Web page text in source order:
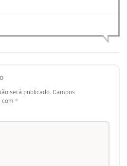
será publicado. Campos
com *